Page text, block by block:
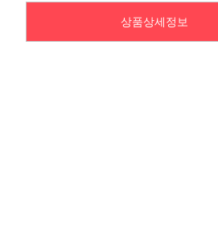
상품상세정보